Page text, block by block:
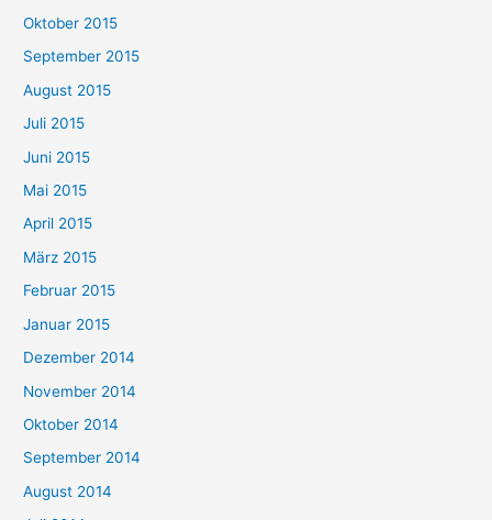
Oktober 2015
September 2015
August 2015
Juli 2015
Juni 2015
Mai 2015
April 2015
März 2015
Februar 2015
Januar 2015
Dezember 2014
November 2014
Oktober 2014
September 2014
August 2014